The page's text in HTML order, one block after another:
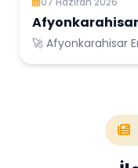
Afyonkarahisar
Hizmetleri
🚀 Afyonkarahisar